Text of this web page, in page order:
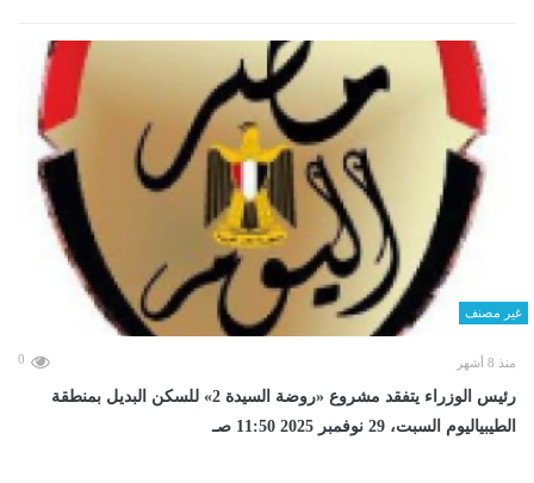
غير مصنف
منذ 8 أشهر 0
رئيس الوزراء يتفقد مشروع «روضة السيدة 2» للسكن البديل بمنطقة
الطيبياليوم السبت، 29 نوفمبر 2025 11:50 صـ